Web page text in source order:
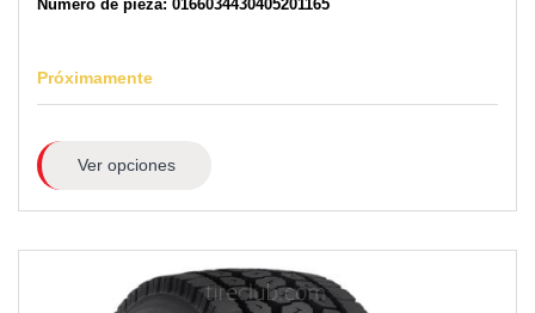
Número de pieza: 0166034430405201165
Próximamente
Ver opciones